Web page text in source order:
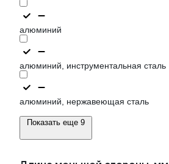
алюминий
алюминий, инструментальная сталь
алюминий, нержавеющая сталь
Показать еще 9